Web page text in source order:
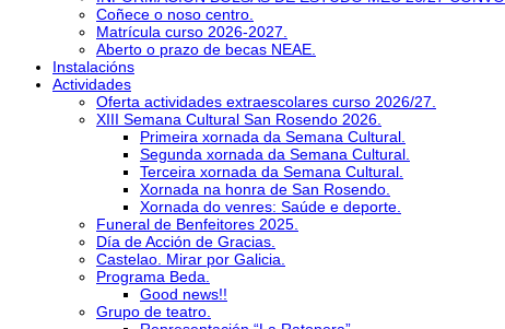
Coñece o noso centro.
Matrícula curso 2026-2027.
Aberto o prazo de becas NEAE.
Instalacións
Actividades
Oferta actividades extraescolares curso 2026/27.
XIII Semana Cultural San Rosendo 2026.
Primeira xornada da Semana Cultural.
Segunda xornada da Semana Cultural.
Terceira xornada da Semana Cultural.
Xornada na honra de San Rosendo.
Xornada do venres: Saúde e deporte.
Funeral de Benfeitores 2025.
Día de Acción de Gracias.
Castelao. Mirar por Galicia.
Programa Beda.
Good news!!
Grupo de teatro.